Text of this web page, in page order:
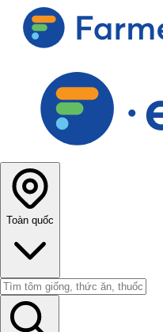
Toàn quốc